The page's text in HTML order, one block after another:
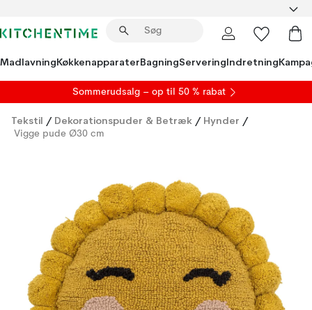
MadlavningKøkkenapparaterBagningServeringIndretning
Sommerudsalg – op til 50 % rabat
Tekstil / Dekorationspuder & Betræk / Hynder /
Vigge pude Ø30 cm